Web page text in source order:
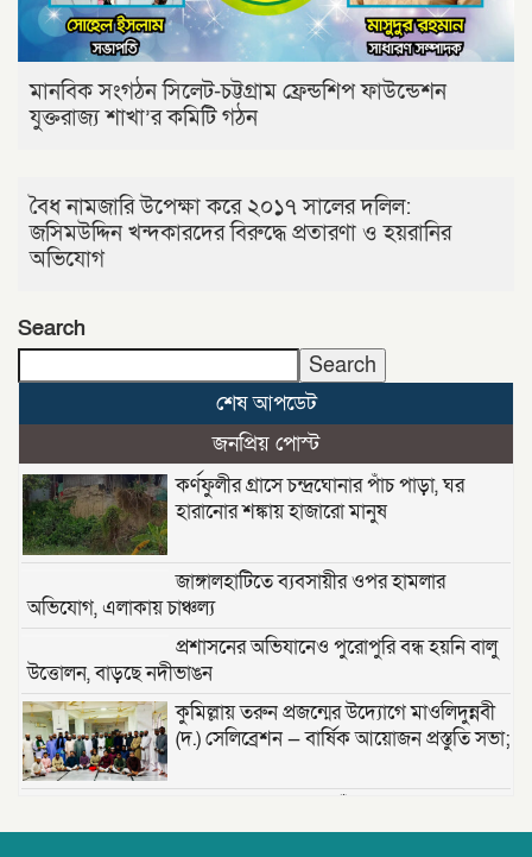
মানবিক সংগঠন সিলেট-চট্টগ্রাম ফ্রেন্ডশিপ ফাউন্ডেশন
যুক্তরাজ্য শাখা’র কমিটি গঠন
বৈধ নামজারি উপেক্ষা করে ২০১৭ সালের দলিল:
জসিমউদ্দিন খন্দকারদের বিরুদ্ধে প্রতারণা ও হয়রানির
অভিযোগ
Search
Search
শেষ আপডেট
জনপ্রিয় পোস্ট
কর্ণফুলীর গ্রাসে চন্দ্রঘোনার পাঁচ পাড়া, ঘর
হারানোর শঙ্কায় হাজারো মানুষ
জাঙ্গালহাটিতে ব্যবসায়ীর ওপর হামলার
অভিযোগ, এলাকায় চাঞ্চল্য
প্রশাসনের অভিযানেও পুরোপুরি বন্ধ হয়নি বালু
উত্তোলন, বাড়ছে নদীভাঙন
কুমিল্লায় তরুন প্রজন্মের উদ্যোগে মাওলিদুন্নবী
(দ.) সেলিব্রেশন — বার্ষিক আয়োজন প্রস্তুতি সভা;
পচাগলা মরদেহ উদ্ধার